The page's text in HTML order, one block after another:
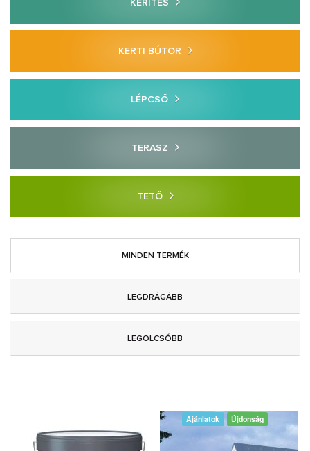
KERÍTÉS
KERTI BÚTOR
LÉPCSŐ
TERASZ
TETŐ
MINDEN TERMÉK
LEGDRÁGÁBB
LEGOLCSÓBB
Ajánlatok Újdonság